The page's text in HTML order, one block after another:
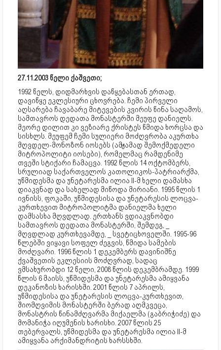
27.11.2003 წელი ქაშვეთი;
1992 წელს, დიდმარხვის დაწყებასთან ერთად,
დავიწყე ეკლესიური ცხოვრება. ჩემი პირველი
აღსარება ჩავაბარე მიტევების კვირის წინა საღამოს,
სამთავროს დედათა მონასტერში მეუფე დანიელს.
მეორე დილით კი ვეზიარე ქრისტეს წმიდა ხორცსა და
სისხლს. მეუფემ ჩემი სულიერი მოძღვრობა აკურთხა
მღვდელ-მონოზონ იოსებს (ამჟამად შემოქმედელი
მიტროპოლიტი იოსები), რომელმაც რამდენიმე
თვეში სტიქარი ჩამაცვა. 1992 წლის 14 ოქტომბერს,
სრულიად საქართველოს კათოლიკოს-პატრიარქმა,
უწმიდესმა და უნეტარესმა ილია II-მ ხელი დამასხა
დიაკვნად და სახელად მიწოდა მირიანი. 1995 წლის 1
ივნისს, ფოკაში, უწმიდესისა და უნეტარესის ლოცვა-
კურთხევით მიტროპოლიტმა დანიელმა ხელი
დამსასხა მღვდლად. ერთხანს ვდიაკვნობდი
სამთავროს დედათა მონასტერში, შემდეგ, _
მღვდლად კურთხევამდე, _ სვეტიცხოველში. 1995-96
წლებში ვიყავი სოფელ ძეგვის, წმიდა სამების
მოძღვარი. 1996 წლის 1 დეკემბერს დავინიშნე
ქვაშვეთის ეკლესიის მოძღვრად, სადაც
ვმსახურობდი 12 წელი, 2008 წლის დეკემბრამდე. 1999
წლის 6 მაისს, უწმიდესმა და უნეტარესმა ამიყვანა
დეკანოზის ხარისხში. 2001 წლის 7 აპრილს,
უწმიდესისა და უნეტარესის ლოცვა-კურთხევით,
შიომღვიმის მონასტერში ბერად აღმკვეცა,
მონასტრის წინამძღვარმა მიქაელმა (გაბრიჭიძე) და
მომანიჭა იღუმენის ხარისხი. 2007 წლის 25
თებერვალს, უწმიდესმა და უნეტარესმა ილია II-მ
ამიყვანა არქიმანდრიტის ხარსსხში.